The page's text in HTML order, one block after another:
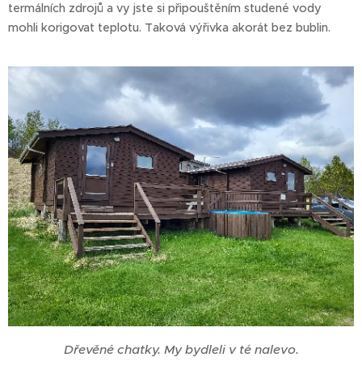
termálních zdrojů a vy jste si připouštěním studené vody
mohli korigovat teplotu. Taková výřivka akorát bez bublin.
Dřevěné chatky. My bydleli v té nalevo.